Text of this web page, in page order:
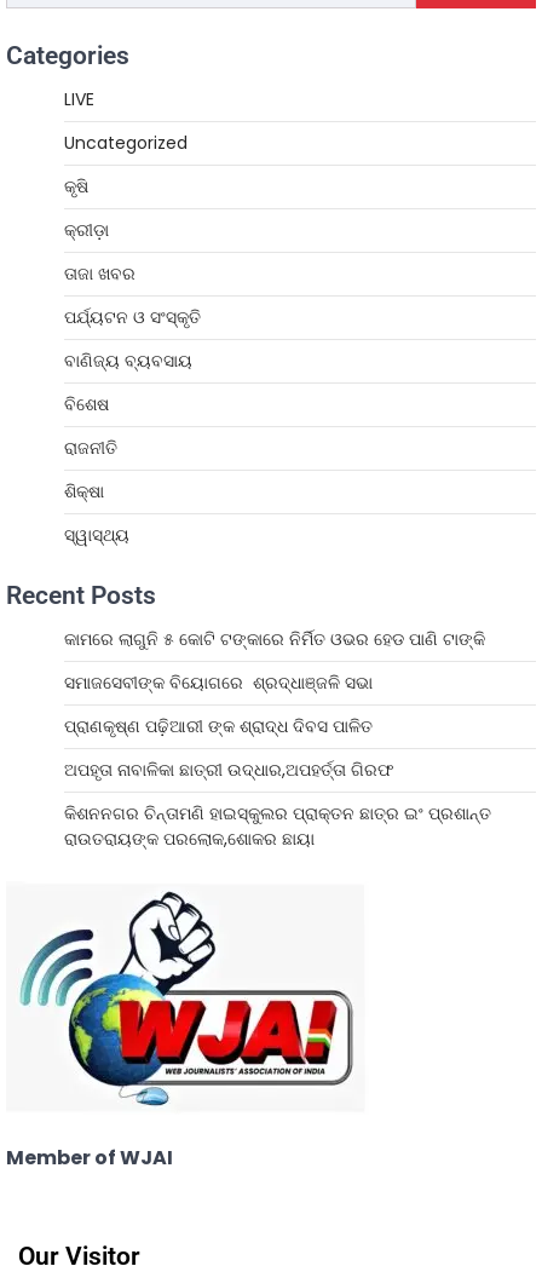
Categories
LIVE
Uncategorized
କୃଷି
କ୍ରୀଡ଼ା
ତାଜା ଖବର
ପର୍ଯ୍ୟଟନ ଓ ସଂସ୍କୃତି
ବାଣିଜ୍ୟ ବ୍ୟବସାୟ
ବିଶେଷ
ରାଜନୀତି
ଶିକ୍ଷା
ସ୍ୱାସ୍ଥ୍ୟ
Recent Posts
କାମରେ ଲାଗୁନି ୫ କୋଟି ଟଙ୍କାରେ ନିର୍ମିତ ଓଭର ହେଡ ପାଣି ଟାଙ୍କି
ସମାଜସେବୀଙ୍କ ବିୟୋଗରେ ଶ୍ରଦ୍ଧାଞ୍ଜଳି ସଭା
ପ୍ରାଣକୃଷ୍ଣ ପଢ଼ିଆରୀ ଙ୍କ ଶ୍ରାଦ୍ଧ ଦିବସ ପାଳିତ
ଅପହୃତା ନାବାଳିକା ଛାତ୍ରୀ ଉଦ୍ଧାର,ଅପହର୍ତ୍ତା ଗିରଫ
କିଶନନଗର ଚିନ୍ତାମଣି ହାଇସ୍କୁଲର ପ୍ରାକ୍ତନ ଛାତ୍ର ଇଂ ପ୍ରଶାନ୍ତ
ରାଉତରାୟଙ୍କ ପରଲୋକ,ଶୋକର ଛାୟା
Member of WJAI
Our Visitor